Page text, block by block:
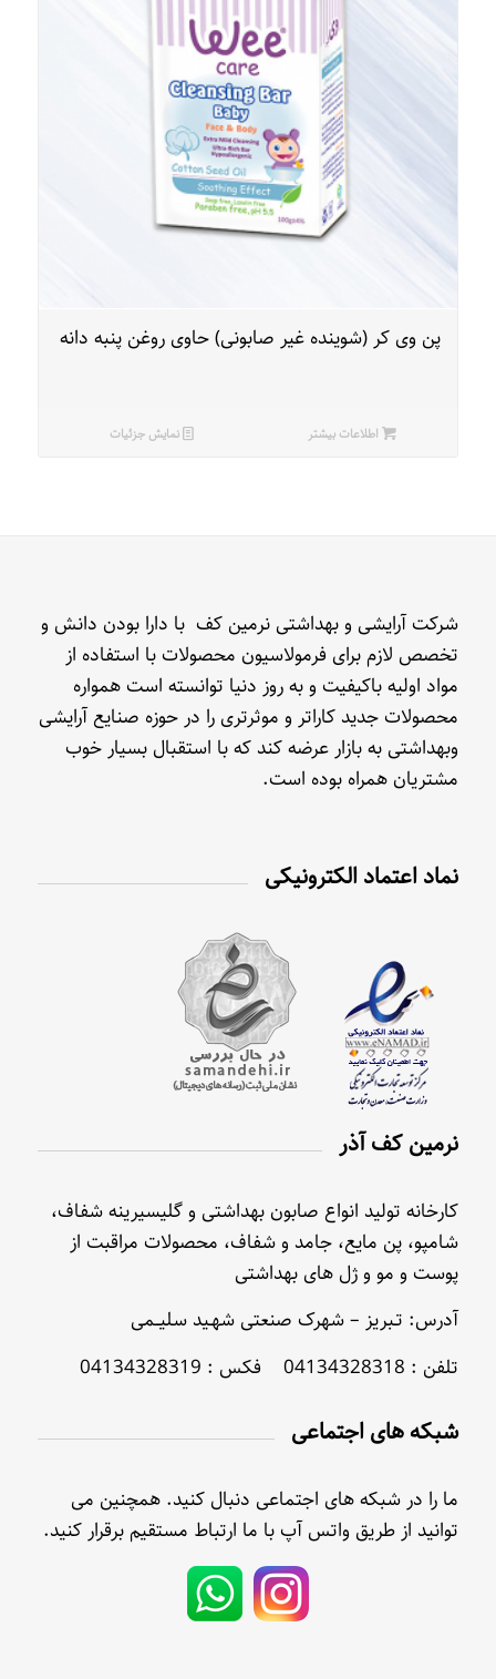
پن وی کر (شوینده غیر صابونی) حاوی روغن پنبه دانه
اطلاعات بیشتر نمایش جزئیات
شرکت آرایشی و بهداشتی نرمین کف با دارا بودن دانش و
تخصص لازم برای فرمولاسیون محصولات با استفاده از
مواد اولیه باکیفیت و به روز دنیا توانسته است همواره
محصولات جدید کاراتر و موثرتری را در حوزه صنایع آرایشی
وبهداشتی به بازار عرضه کند که با استقبال بسیار خوب
مشتریان همراه بوده است.
نماد اعتماد الکترونیکی
نرمین کف آذر
کارخانه تولید انواع صابون بهداشتی و گلیسیرینه شفاف،
شامپو، پن مایع، جامد و شفاف، محصولات مراقبت از
پوست و مو و ژل های بهداشتی
آدرس: تـبریز – شهرک صنعتی شهـید سلیــمی
تلفن : 04134328318 فکس : 04134328319
شبکه های اجتماعی
ما را در شبکه های اجتماعی دنبال کنید. همچنین می
توانید از طریق واتس آپ با ما ارتباط مستقیم برقرار کنید.